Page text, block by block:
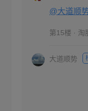
@大道顺
第15楼 · 淘
大道顺势